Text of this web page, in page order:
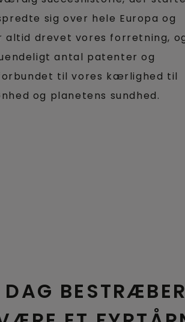
sig over hele Europa og
altid drevet vores forretning,
antal patenter og
til vores kærlighed til
og planetens sundhed.